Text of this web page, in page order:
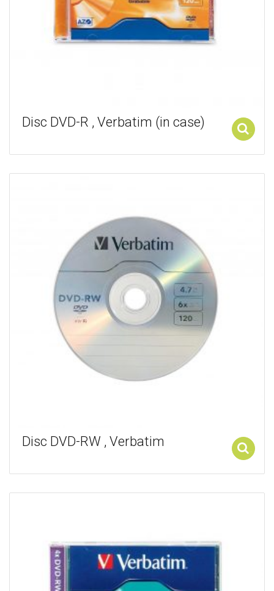
Disc DVD-R , Verbatim (in case)
Disc DVD-RW , Verbatim